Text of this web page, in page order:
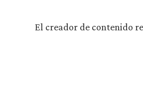
El creador de contenido